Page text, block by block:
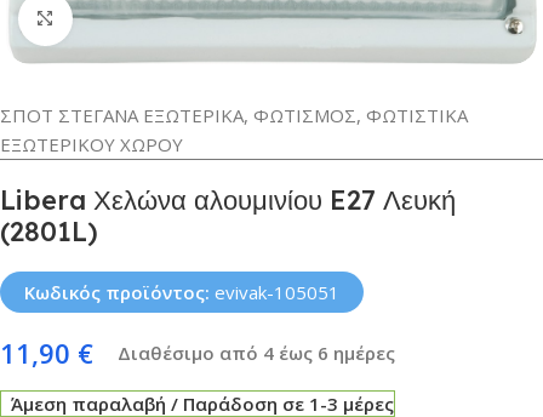
Κλικ για μεγέθυνση
ΣΠΟΤ ΣΤΕΓΑΝΑ ΕΞΩΤΕΡΙΚΑ, ΦΩΤΙΣΜΟΣ, ΦΩΤΙΣΤΙΚΑ
ΕΞΩΤΕΡΙΚΟΥ ΧΩΡΟΥ
Libera Χελώνα αλουμινίου E27 Λευκή
(2801L)
Κωδικός προϊόντος: evivak-105051
11,90 € Διαθέσιμο από 4 έως 6 ημέρες
Άμεση παραλαβή / Παράδοση σε 1-3 μέρες